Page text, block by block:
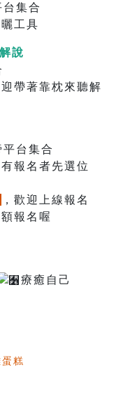
集合
工具
說
帶著靠枕來聽解
台集合
報名者先選位
，歡迎上線報名
報名喔
療癒自己
糕